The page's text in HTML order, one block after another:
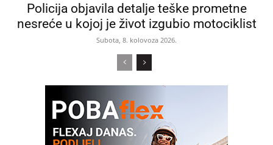
Policija objavila detalje teške prometne
nesreće u kojoj je život izgubio motociklist
Subota, 8. kolovoza 2026.